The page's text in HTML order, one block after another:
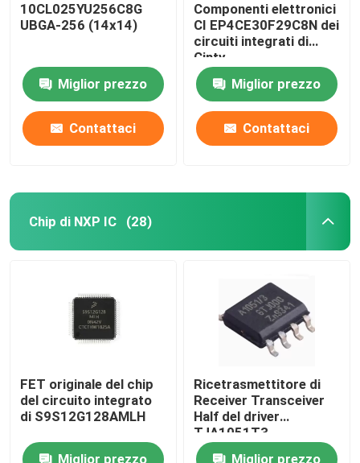
10CL025YU256C8G
UBGA-256 (14x14)
Miglior prezzo
Contattaci
Componenti elettronici
CI EP4CE30F29C8N dei
circuiti integrati di
Cinty
Miglior prezzo
Contattaci
Chip di NXP IC (28)
FET originale del chip
del circuito integrato
di S9S12G128AMLH
Miglior prezzo
Ricetrasmettitore di
Receiver Transceiver
Half del driver
TJA1051T3
Miglior prezzo